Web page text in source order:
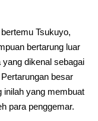
Tsukuyo,
bertarung luar
dikenal sebagai
besar
inilah yang membuat
para penggemar.